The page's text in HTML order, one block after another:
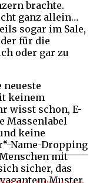
brachte.
ganz allein…
sogar im Sale,
für die
oder gar zu
neueste
keinem
wisst schon, E-
Massenlabel
keine
Name-Dropping
mit
sicher, das
Muster